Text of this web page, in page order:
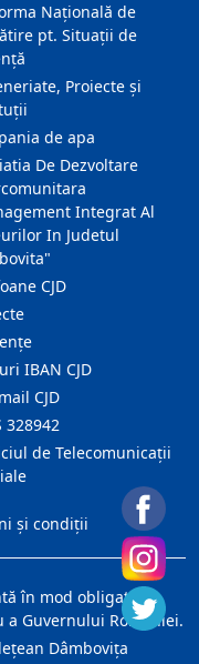
Națională de
pt. Situații de
Proiecte și
de apa
De Dezvoltare
Integrat Al
In Judetul
CJD
IBAN CJD
CJD
328942
de Telecomunicații
și condiții
în mod obligatoriu
a Guvernului României.
Dâmboviţa